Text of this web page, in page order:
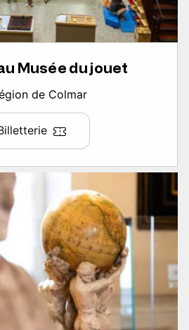
Musée du jouet
de Colmar